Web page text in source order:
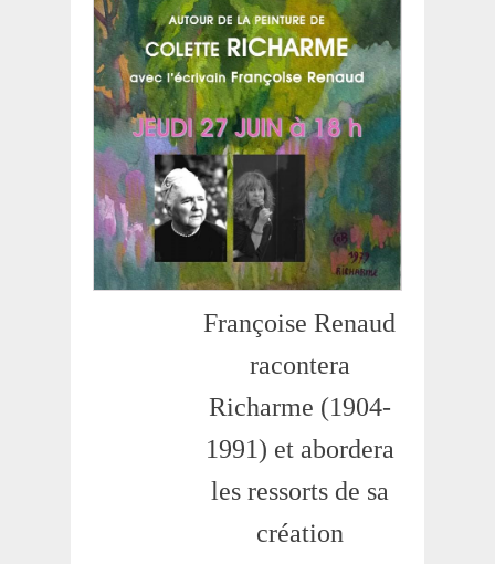
Françoise Renaud
racontera
Richarme (1904-
1991) et abordera
les ressorts de sa
création